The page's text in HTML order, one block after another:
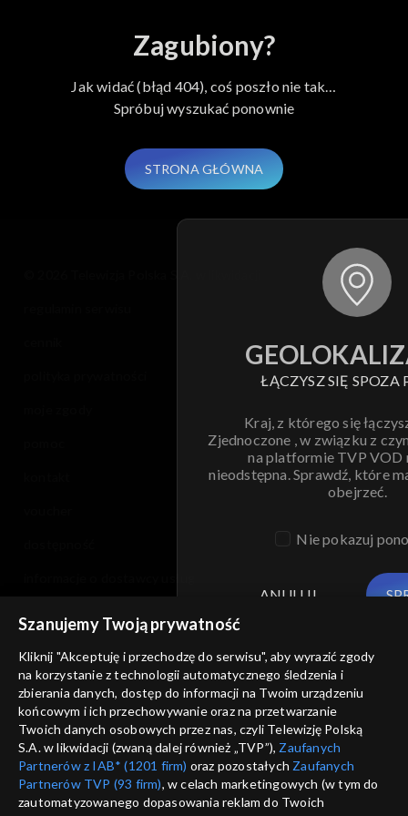
Zagubiony?
Jak widać (błąd 404), coś poszło nie tak…
Spróbuj wyszukać ponownie
STRONA GŁÓWNA
ŁĄCZYSZ SIĘ SPOZA
Kraj, z którego się
Zjednoczone , w związku z
na platformie TVP VOD
nieodstępna. Sprawdź, które
obejrzeć.
Nie pokazuj
ANULUJ
Szanujemy Twoją prywatność
Kliknij "Akceptuję i przechodzę do serwisu", aby wyrazić zgody
na korzystanie z technologii automatycznego śledzenia i
zbierania danych, dostęp do informacji na Twoim urządzeniu
końcowym i ich przechowywanie oraz na przetwarzanie
Twoich danych osobowych przez nas, czyli Telewizję Polską
S.A. w likwidacji (zwaną dalej również „TVP”), Zaufanych
Partnerów z IAB* (1201 firm) oraz pozostałych Zaufanych
Partnerów TVP (93 firm), w celach marketingowych (w tym do
zautomatyzowanego dopasowania reklam do Twoich